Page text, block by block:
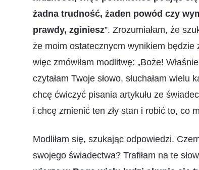
żadna trudność, żaden powód czy
prawdy, zginiesz”. Zrozumiałam, że
że moim ostatecznycm wynikiem
więc zmówiłam modlitwę: „Boże!
czytałam Twoje słowo, słuchałam
chcę ćwiczyć pisania artykułu ze
i chcę zmienić ten zły stan i robić to, co
Modliłam się, szukając odpowiedzi.
swojego świadectwa? Trafiłam na te